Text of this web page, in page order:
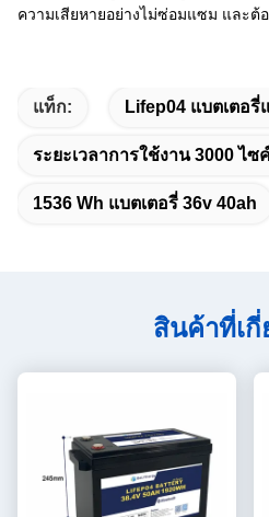
ความเสียหายอย่างไม่ซ่อมแซม และต้
แท็ก: Lifep04 แบตเตอรี่
ระยะเวลาการใช้งาน 3000 ไ
1536 Wh แบตเตอรี่ 36v 40ah
สินค้าที่เกี่